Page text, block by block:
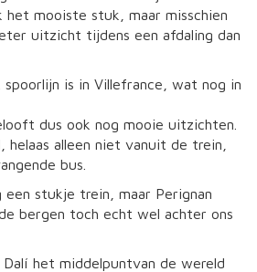
het mooiste stuk, maar misschien
uitzicht tijdens een afdaling dan
is in Villefrance, wat nog in
dus ook nog mooie uitzichten.
alleen niet vanuit de trein,
bus.
stukje trein, maar Perignan
bergen toch echt wel achter ons
Dalí het middelpuntvan de wereld